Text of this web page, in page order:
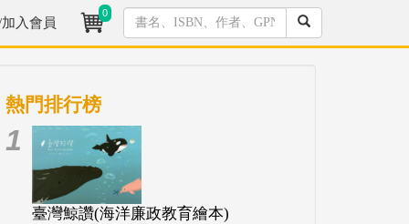
入會員
0
熱門排行榜
1
臺灣鯨讚(海洋廉政教育繪本)